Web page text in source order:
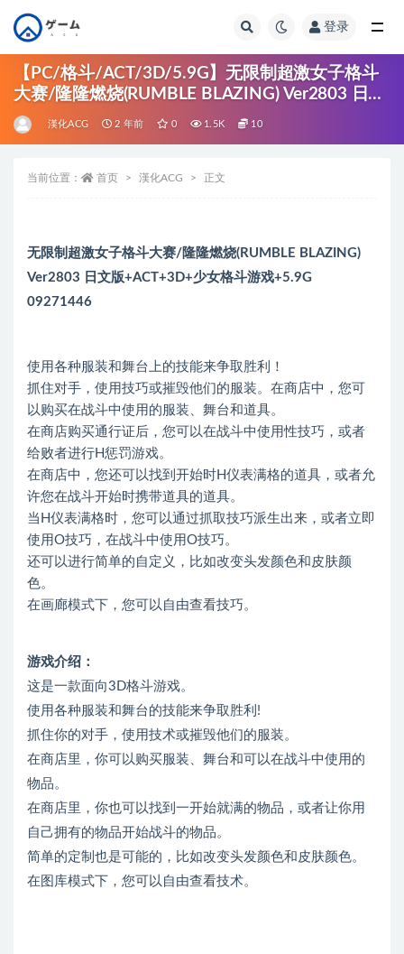
登录
【PC/格斗/ACT/3D/5.9G】无限制超激女子格斗
大赛/隆隆燃烧(RUMBLE BLAZING) Ver2803 日文
版+ACT+3D+少女格斗游戏+5.9G
漢化ACG 2 年前 0 1.5K 10
当前位置： 首页 漢化ACG 正文
无限制超激女子格斗大赛/隆隆燃烧(RUMBLE BLAZING)
Ver2803 日文版+ACT+3D+少女格斗游戏+5.9G
09271446
使用各种服装和舞台上的技能来争取胜利！
抓住对手，使用技巧或摧毁他们的服装。在商店中，您可
以购买在战斗中使用的服装、舞台和道具。
在商店购买通行证后，您可以在战斗中使用性技巧，或者
给败者进行H惩罚游戏。
在商店中，您还可以找到开始时H仪表满格的道具，或者允
许您在战斗开始时携带道具的道具。
当H仪表满格时，您可以通过抓取技巧派生出来，或者立即
使用O技巧，在战斗中使用O技巧。
还可以进行简单的自定义，比如改变头发颜色和皮肤颜
色。
在画廊模式下，您可以自由查看技巧。
游戏介绍：
这是一款面向3D格斗游戏。
使用各种服装和舞台的技能来争取胜利!
抓住你的对手，使用技术或摧毁他们的服装。
在商店里，你可以购买服装、舞台和可以在战斗中使用的
物品。
在商店里，你也可以找到一开始就满的物品，或者让你用
自己拥有的物品开始战斗的物品。
简单的定制也是可能的，比如改变头发颜色和皮肤颜色。
在图库模式下，您可以自由查看技术。